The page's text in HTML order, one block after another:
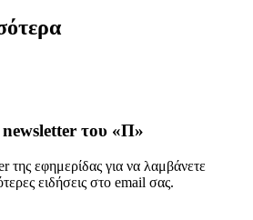
του «Π»
της εφημερίδας για να λαμβάνετε
ειδήσεις στο email σας.